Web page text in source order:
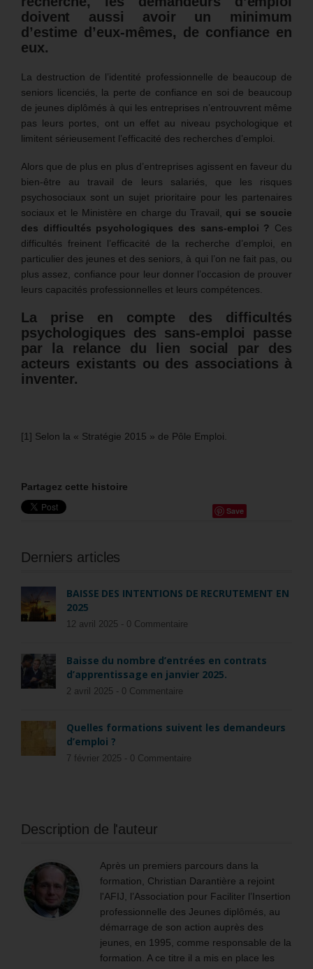
doivent aussi avoir un minimum
d’estime d’eux-mêmes, de confiance en
eux.
La destruction de l’identité professionnelle de beaucoup de
seniors licenciés, la perte de confiance en soi de beaucoup
de jeunes diplômés à qui les entreprises n’entrouvrent même
pas leurs portes, ont un effet au niveau psychologique et
limitent sérieusement l’efficacité des recherches d’emploi.
Alors que de plus en plus d’entreprises agissent en faveur du
bien-être au travail de leurs salariés, que les risques
psychosociaux sont un sujet prioritaire pour les partenaires
sociaux et le Ministère en charge du Travail, qui se soucie
des difficultés psychologiques des sans-emploi ? Ces
difficultés freinent l’efficacité de la recherche d’emploi, en
particulier des jeunes et des seniors, à qui l’on ne fait pas, ou
plus assez, confiance pour leur donner l’occasion de prouver
leurs capacités professionnelles et leurs compétences.
La prise en compte des difficultés
psychologiques des sans-emploi passe
par la relance du lien social par des
acteurs existants ou des associations à
inventer.
[1] Selon la « Stratégie 2015 » de Pôle Emploi.
Partagez cette histoire
Save
Derniers articles
BAISSE DES INTENTIONS DE RECRUTEMENT EN
2025
12 avril 2025 - 0 Commentaire
Baisse du nombre d’entrées en contrats
d’apprentissage en janvier 2025.
2 avril 2025 - 0 Commentaire
Quelles formations suivent les demandeurs
d’emploi ?
7 février 2025 - 0 Commentaire
Description de l'auteur
Après un premiers parcours dans la
formation, Christian Darantière a rejoint
l'AFIJ, l’Association pour Faciliter l’Insertion
professionnelle des Jeunes diplômés, au
démarrage de son action auprès des
jeunes, en 1995, comme responsable de la
formation. A ce titre il a mis en place les